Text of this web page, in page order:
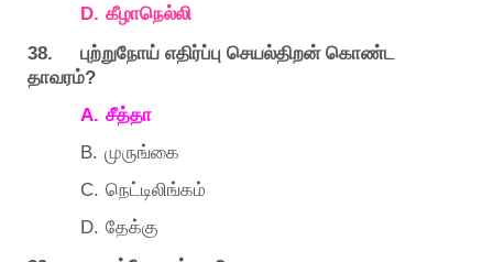
D. கீழாநெல்லி
38. புற்றுநோய் எதிர்ப்பு செயல்திறன் கொண்ட
தாவரம்?
A. சீத்தா
B. முருங்கை
C. நெட்டிலிங்கம்
D. தேக்கு